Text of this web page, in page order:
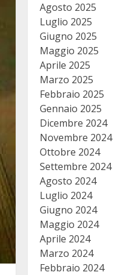
Agosto 2025
Luglio 2025
Giugno 2025
Maggio 2025
Aprile 2025
Marzo 2025
Febbraio 2025
Gennaio 2025
Dicembre 2024
Novembre 2024
Ottobre 2024
Settembre 2024
Agosto 2024
Luglio 2024
Giugno 2024
Maggio 2024
Aprile 2024
Marzo 2024
Febbraio 2024